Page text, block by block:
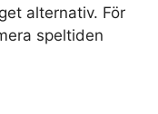
alternativ. För
speltiden